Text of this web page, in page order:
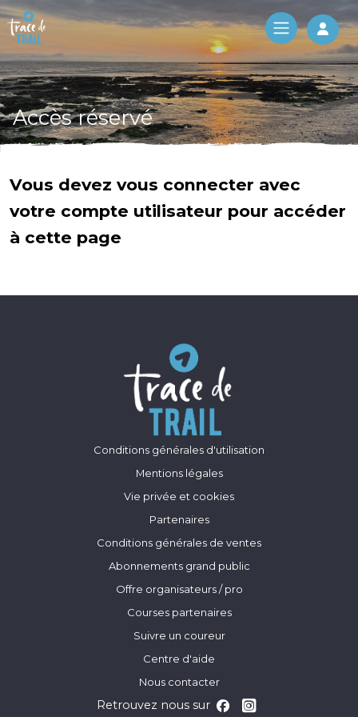
Log
Accès réservé
Vous devez vous connecter avec
votre compte utilisateur pour accéder
à cette page
Conditions générales d'utilisation
Mentions légales
Vie privée et cookies
Partenaires
Conditions générales de ventes
Abonnements grand public
Offre organisateurs / pro
Courses partenaires
Suivre un coureur
Centre d'aide
Nous contacter
Retrouvez nous sur